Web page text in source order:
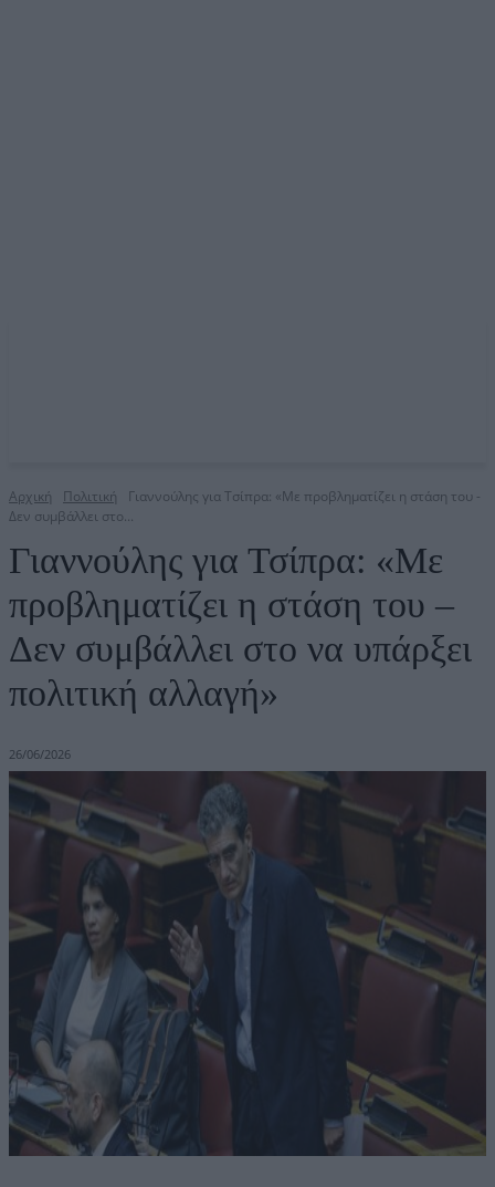
Αρχική Πολιτική
Γιαννούλης για Τσίπρα: «Με προβληματίζει η στάση του -
Δεν συμβάλλει στο...
Γιαννούλης για Τσίπρα: «Με
προβληματίζει η στάση του –
Δεν συμβάλλει στο να υπάρξει
πολιτική αλλαγή»
26/06/2026